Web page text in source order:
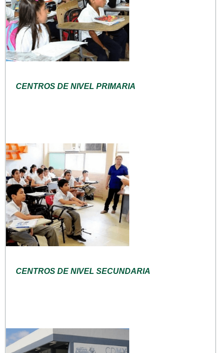
CENTROS DE NIVEL PRIMARIA
CENTROS DE NIVEL SECUNDARIA